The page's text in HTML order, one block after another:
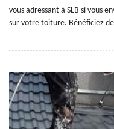
vous adressant à SLB si vous
sur votre toiture. Bénéficiez